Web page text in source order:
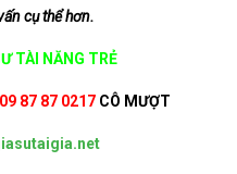
cụ thể hơn.
TÀI NĂNG TRẺ
87 87 0217 CÔ MƯỢT